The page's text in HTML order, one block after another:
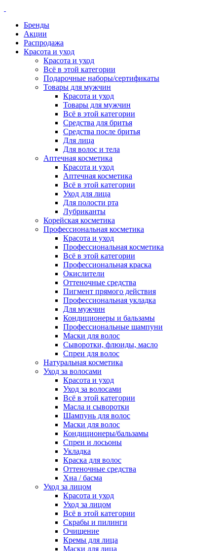
Бренды
Акции
Распродажа
Красота и уход
Красота и уход
Всё в этой категории
Подарочные наборы/сертификаты
Товары для мужчин
Красота и уход
Товары для мужчин
Всё в этой категории
Средства для бритья
Средства после бритья
Для лица
Для волос и тела
Аптечная косметика
Красота и уход
Аптечная косметика
Всё в этой категории
Уход для лица
Для полости рта
Лубриканты
Корейская косметика
Профессиональная косметика
Красота и уход
Профессиональная косметика
Всё в этой категории
Профессиональная краска
Окислители
Оттеночные средства
Пигмент прямого действия
Профессиональная укладка
Для мужчин
Кондиционеры и бальзамы
Профессиональные шампуни
Маски для волос
Сыворотки, флюиды, масло
Спреи для волос
Натуральная косметика
Уход за волосами
Красота и уход
Уход за волосами
Всё в этой категории
Масла и сыворотки
Шампунь для волос
Маски для волос
Кондиционеры/бальзамы
Спреи и лосьоны
Укладка
Краска для волос
Оттеночные средства
Хна / басма
Уход за лицом
Красота и уход
Уход за лицом
Всё в этой категории
Скрабы и пилинги
Очищение
Кремы для лица
Маски для лица